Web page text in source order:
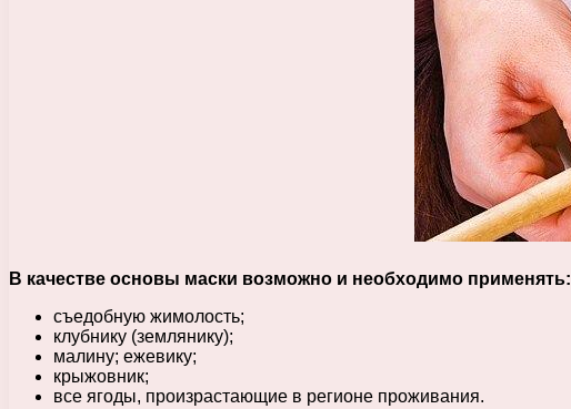
В качестве основы маски возможно и необходимо применять:
съедобную жимолость;
клубнику (землянику);
малину; ежевику;
крыжовник;
все ягоды, произрастающие в регионе проживания.